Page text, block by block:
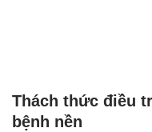
Thách thức điều
bệnh nền